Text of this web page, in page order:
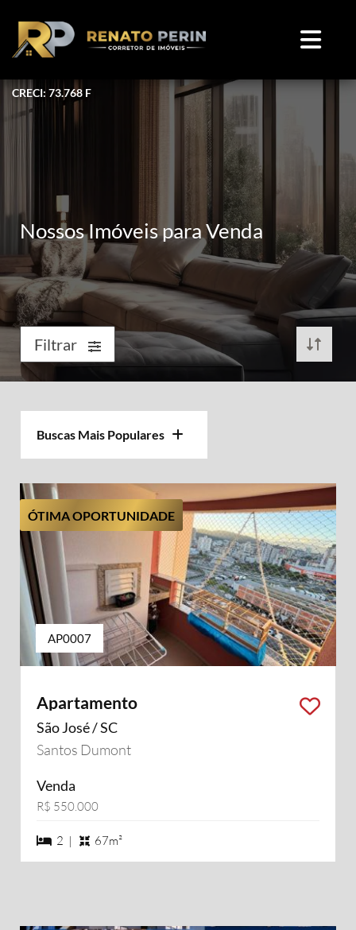
CRECI: 73.768 F
Nossos Imóveis para Venda
Filtrar
Buscas Mais Populares
ÓTIMA OPORTUNIDADE
AP0007
Apartamento
São José / SC
Santos Dumont
Venda
R$ 550.000
2 dormiórios
2 | 67m²